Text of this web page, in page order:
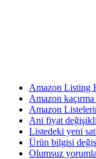
Amazon Listing
Amazon
Amazon
Ani fiyat
Listedeki yeni
Ürün bilgisi
Olumsuz